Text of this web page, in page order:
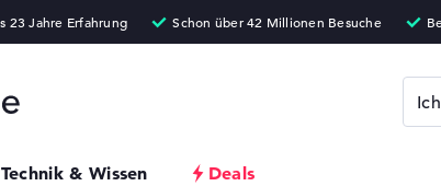
Technik & Wissen Deals